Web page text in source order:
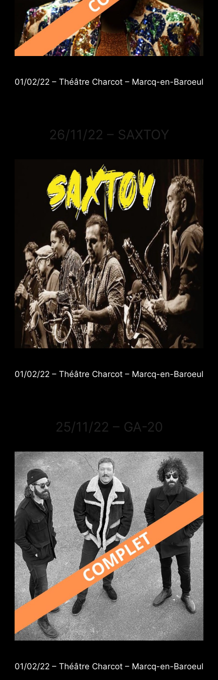
01/02/22 – Théâtre Charcot – Marcq-en-Baroeul
26/11/22 – SAXTOY
01/02/22 – Théâtre Charcot – Marcq-en-Baroeul
25/11/22 – GA-20
01/02/22 – Théâtre Charcot – Marcq-en-Baroeul